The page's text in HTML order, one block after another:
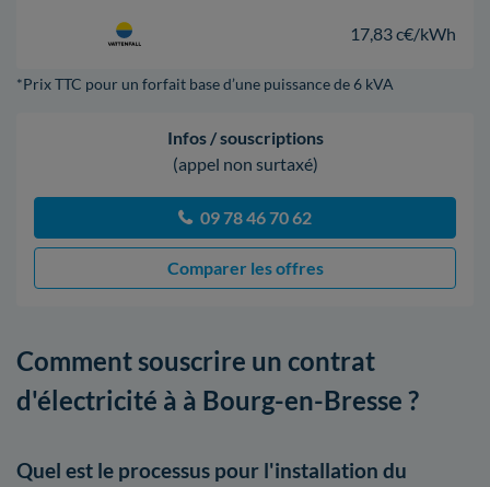
17,83 c€/kWh
*Prix TTC pour un forfait base d’une puissance de 6 kVA
Infos / souscriptions
(appel non surtaxé)
09 78 46 70 62
Comparer les offres
Comment souscrire un contrat
d'électricité à à Bourg-en-Bresse ?
Quel est le processus pour l'installation du